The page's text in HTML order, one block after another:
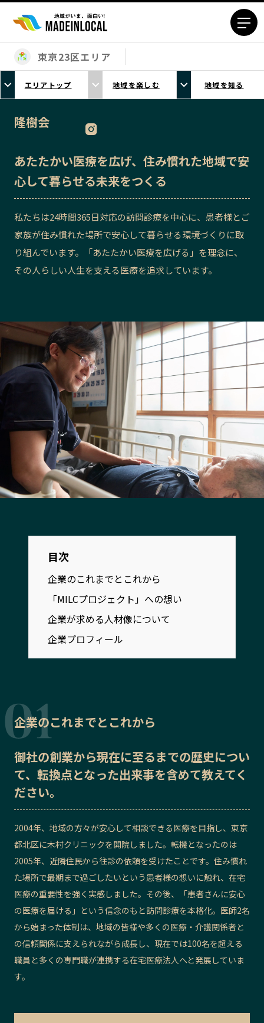
エリアから探す
北海道エリア
青森エリア
岩手エリア
栃木エリア
群馬エリア
埼玉エリア
千葉エリア
神奈川エリア
新潟エリア
富山エリア
石川エリア
京都エリア
大阪市エリア
北摂エリア
堺・泉州エリア
河内エリア
奈良エリア
和歌山エリア
鳥取エリア
島根エリア
岡山エリア
山口エリア
徳島エリア
香川エリア
愛媛エリア
高知エリア
福岡エリア
佐賀エリア
長崎エリア
宮崎エリア
鹿児島エリア
沖縄エリア
カテゴリから探す
特集コンテンツ
プレスリリース
地域豆知識
ニッポンの百選大全集
Sporkle
「人」から探す
記事ライター アンバサダー
お問い合わせ 会社概要
東京23区エリア
エリアトップ 地域を楽しむ 地域を知る
隆樹会
あたたかい医療を広げ、住み慣れた地域で安
心して暮らせる未来をつくる
私たちは24時間365日対応の訪問診療を中心に、患者様とご
家族が住み慣れた場所で安心して暮らせる環境づくりに取
り組んでいます。「あたたかい医療を広げる」を理念に、
その人らしい人生を支える医療を追求しています。
目次
企業のこれまでとこれから
「MILCプロジェクト」への想い
企業が求める人材像について
企業プロフィール
企業のこれまでとこれから
御社の創業から現在に至るまでの歴史につい
て、転換点となった出来事を含めて教えてく
ださい。
2004年、地域の方々が安心して相談できる医療を目指し、東京
都北区に木村クリニックを開院しました。転機となったのは
2005年、近隣住民から往診の依頼を受けたことです。住み慣れ
た場所で最期まで過ごしたいという患者様の想いに触れ、在宅
医療の重要性を強く実感しました。その後、「患者さんに安心
の医療を届ける」という信念のもと訪問診療を本格化。医師2名
から始まった体制は、地域の皆様や多くの医療・介護関係者と
の信頼関係に支えられながら成長し、現在では100名を超える
職員と多くの専門職が連携する在宅医療法人へと発展していま
す。